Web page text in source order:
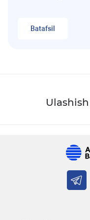
Batafsil
Ulashish